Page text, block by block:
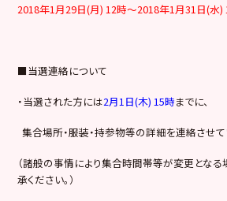
2018年1月29日(月) 12時～2018年1月31日(水)
■当選連絡について
・当選された方には2月1日(木) 15時までに、
集合場所・服装・持参物等の詳細を連絡させて
（諸般の事情により集合時間帯等が変更とな
承ください。）